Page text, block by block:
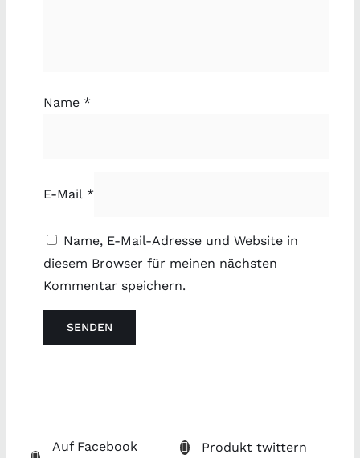
Name *
E-Mail *
Name, E-Mail-Adresse und Website in
diesem Browser für meinen nächsten
Kommentar speichern.
Auf Facebook
Produkt twittern